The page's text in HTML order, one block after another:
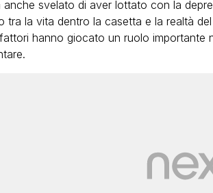
anche svelato di aver lottato con la
tra la vita dentro la casetta e la realtà
hanno giocato un ruolo importante
FABIANO MINACCI